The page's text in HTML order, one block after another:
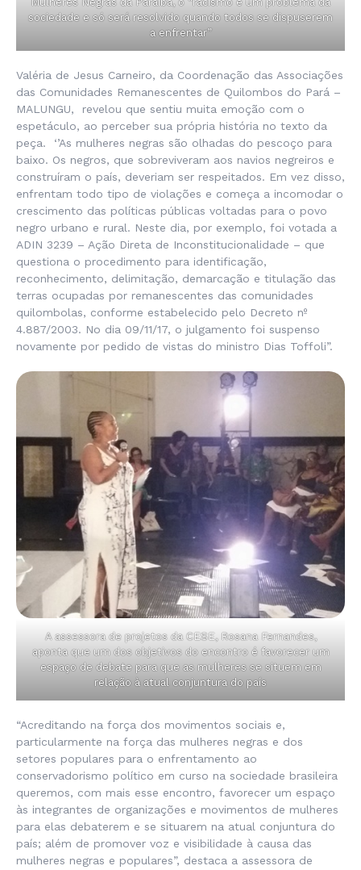
sociedade e só será resolvido quando todos se dispuserem
a enfrentar”
Valéria de Jesus Carneiro, da Coordenação das Associações
das Comunidades Remanescentes de Quilombos do Pará –
MALUNGU, revelou que sentiu muita emoção com o
espetáculo, ao perceber sua própria história no texto da
peça. ‘’As mulheres negras são olhadas do pescoço para
baixo. Os negros, que sobreviveram aos navios negreiros e
construíram o país, deveriam ser respeitados. Em vez disso,
enfrentam todo tipo de violações e começa a incomodar o
crescimento das políticas públicas voltadas para o povo
negro urbano e rural. Neste dia, por exemplo, foi votada a
ADIN 3239 – Ação Direta de Inconstitucionalidade – que
questiona o procedimento para identificação,
reconhecimento, delimitação, demarcação e titulação das
terras ocupadas por remanescentes das comunidades
quilombolas, conforme estabelecido pelo Decreto nº
4.887/2003. No dia 09/11/17, o julgamento foi suspenso
novamente por pedido de vistas do ministro Dias Toffoli”.
A assessora de projetos da CESE, Rosana Fernandes,
aponta que um dos objetivos do encontro é favorecer um
espaço de debate para que as mulheres se situem em
relação à atual conjuntura do país
“Acreditando na força dos movimentos sociais e,
particularmente na força das mulheres negras e dos
setores populares para o enfrentamento ao
conservadorismo político em curso na sociedade brasileira
queremos, com mais esse encontro, favorecer um espaço
às integrantes de organizações e movimentos de mulheres
para elas debaterem e se situarem na atual conjuntura do
país; além de promover voz e visibilidade à causa das
mulheres negras e populares”, destaca a assessora de